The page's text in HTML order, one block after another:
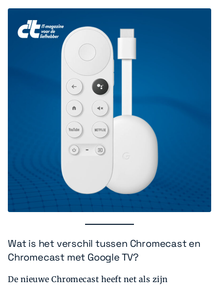
Wat is het verschil tussen Chromecast en
Chromecast met Google TV?
De nieuwe Chromecast heeft net als zijn